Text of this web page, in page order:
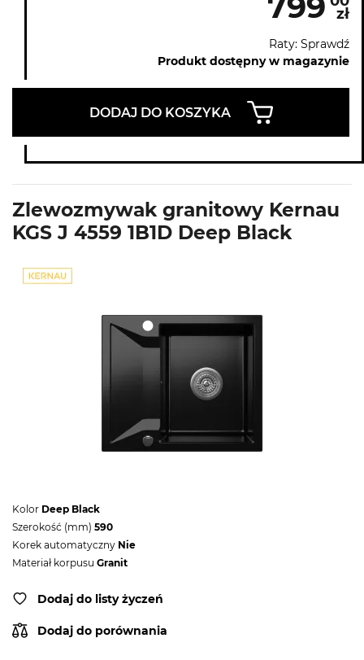
zł
Raty: Sprawdź
Produkt dostępny w magazynie
DODAJ DO KOSZYKA
Zlewozmywak granitowy Kernau
KGS J 4559 1B1D Deep Black
Kolor Deep Black
Szerokość (mm) 590
Korek automatyczny Nie
Materiał korpusu Granit
Dodaj do listy życzeń
Dodaj do porównania